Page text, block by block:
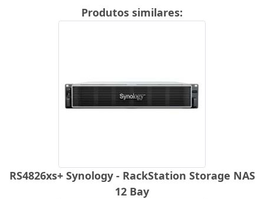
Produtos similares:
RS4826xs+ Synology - RackStation Storage NAS
12 Bay